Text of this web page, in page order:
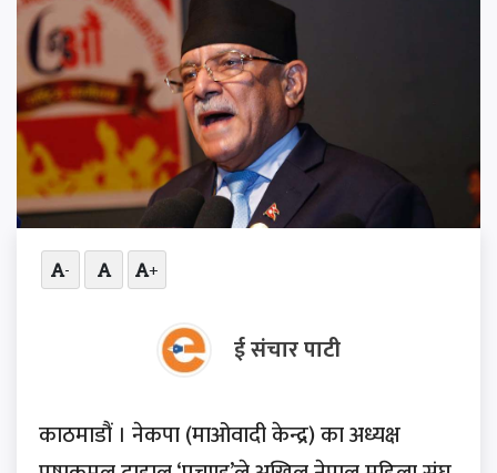
- +
ई संचार पाटी
काठमाडौं । नेकपा (माओवादी केन्द्र) का अध्यक्ष